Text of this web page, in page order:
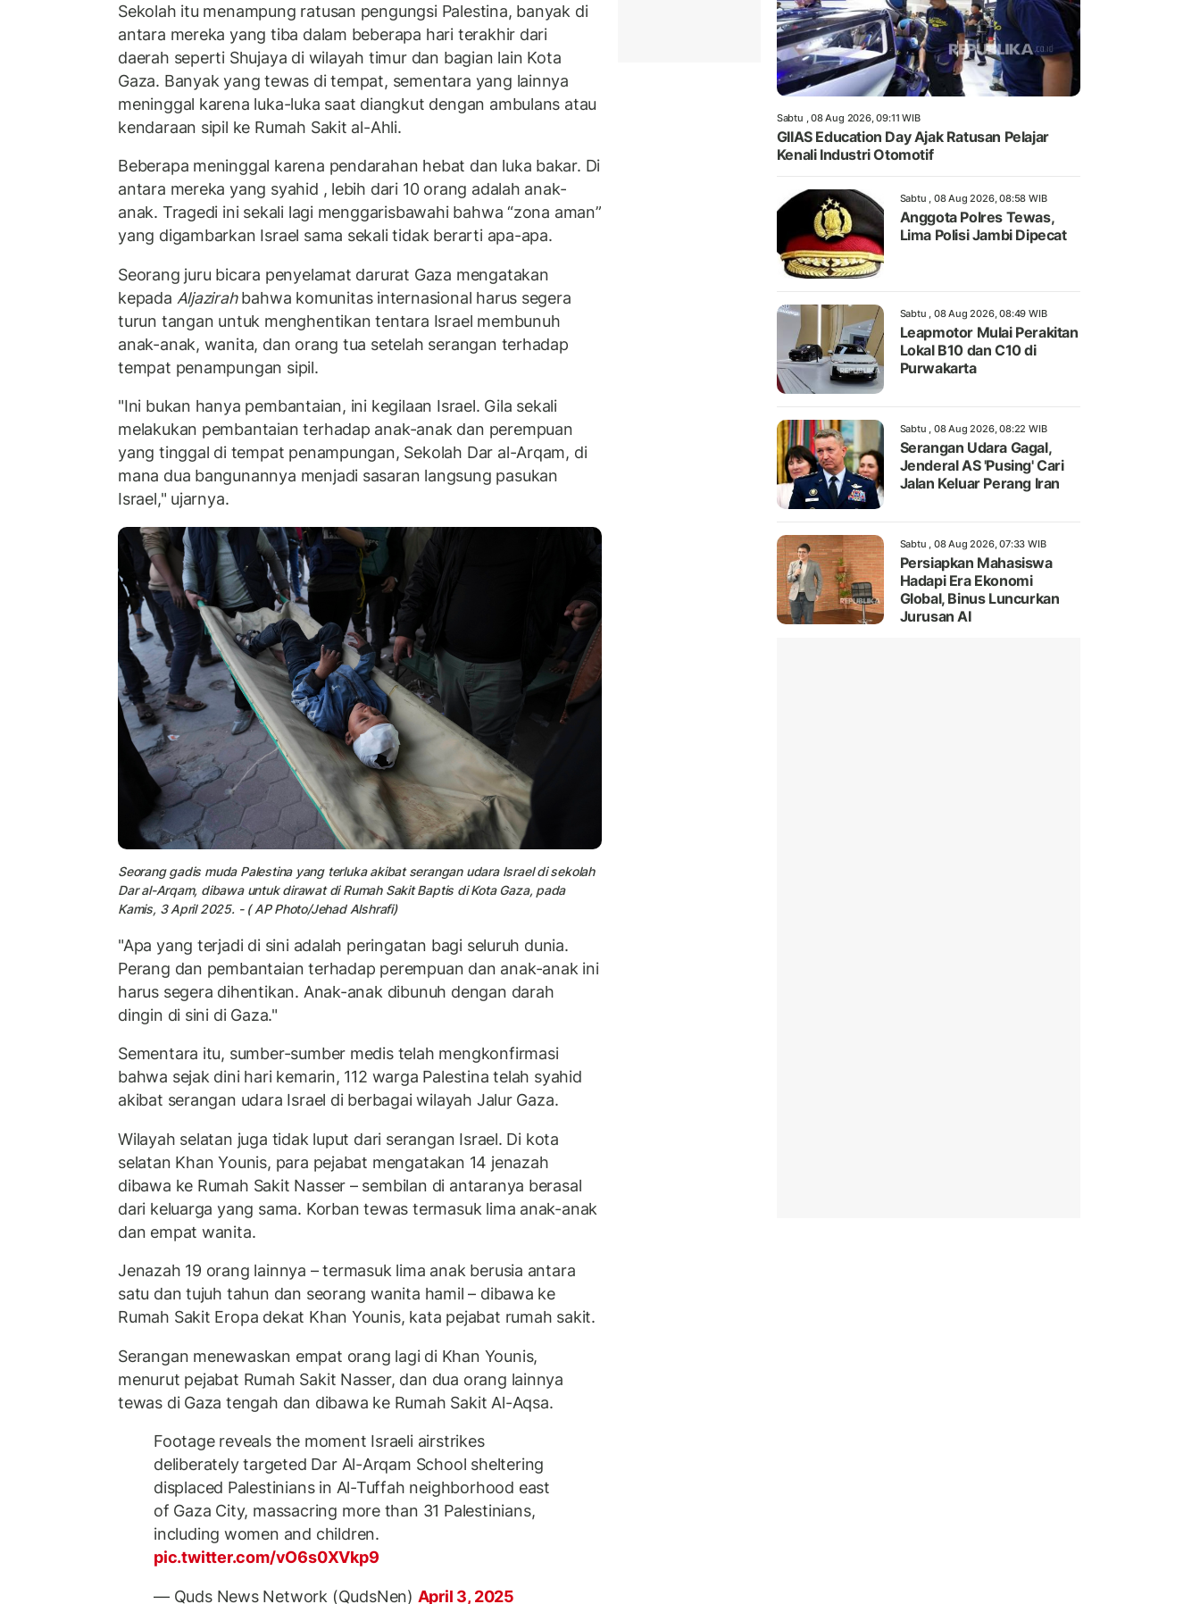
Sekolah itu menampung ratusan pengungsi Palestina, banyak di
antara mereka yang tiba dalam beberapa hari terakhir dari
daerah seperti Shujaya di wilayah timur dan bagian lain Kota
Gaza. Banyak yang tewas di tempat, sementara yang lainnya
meninggal karena luka-luka saat diangkut dengan ambulans atau
kendaraan sipil ke Rumah Sakit al-Ahli.
Beberapa meninggal karena pendarahan hebat dan luka bakar. Di
antara mereka yang syahid , lebih dari 10 orang adalah anak-
anak. Tragedi ini sekali lagi menggarisbawahi bahwa “zona aman”
yang digambarkan Israel sama sekali tidak berarti apa-apa.
Seorang juru bicara penyelamat darurat Gaza mengatakan
kepada Aljazirahbahwa komunitas internasional harus segera
turun tangan untuk menghentikan tentara Israel membunuh
anak-anak, wanita, dan orang tua setelah serangan terhadap
tempat penampungan sipil.
"Ini bukan hanya pembantaian, ini kegilaan Israel. Gila sekali
melakukan pembantaian terhadap anak-anak dan perempuan
yang tinggal di tempat penampungan, Sekolah Dar al-Arqam, di
mana dua bangunannya menjadi sasaran langsung pasukan
Israel," ujarnya.
Seorang gadis muda Palestina yang terluka akibat serangan udara Israel di sekolah
Dar al-Arqam, dibawa untuk dirawat di Rumah Sakit Baptis di Kota Gaza, pada
Kamis, 3 April 2025. - ( AP Photo/Jehad Alshrafi)
"Apa yang terjadi di sini adalah peringatan bagi seluruh dunia.
Perang dan pembantaian terhadap perempuan dan anak-anak ini
harus segera dihentikan. Anak-anak dibunuh dengan darah
dingin di sini di Gaza."
Sementara itu, sumber-sumber medis telah mengkonfirmasi
bahwa sejak dini hari kemarin, 112 warga Palestina telah syahid
akibat serangan udara Israel di berbagai wilayah Jalur Gaza.
Wilayah selatan juga tidak luput dari serangan Israel. Di kota
selatan Khan Younis, para pejabat mengatakan 14 jenazah
dibawa ke Rumah Sakit Nasser – sembilan di antaranya berasal
dari keluarga yang sama. Korban tewas termasuk lima anak-anak
dan empat wanita.
Jenazah 19 orang lainnya – termasuk lima anak berusia antara
satu dan tujuh tahun dan seorang wanita hamil – dibawa ke
Rumah Sakit Eropa dekat Khan Younis, kata pejabat rumah sakit.
Serangan menewaskan empat orang lagi di Khan Younis,
menurut pejabat Rumah Sakit Nasser, dan dua orang lainnya
tewas di Gaza tengah dan dibawa ke Rumah Sakit Al-Aqsa.
Footage reveals the moment Israeli airstrikes
deliberately targeted Dar Al-Arqam School sheltering
displaced Palestinians in Al-Tuffah neighborhood east
of Gaza City, massacring more than 31 Palestinians,
including women and children.
pic.twitter.com/vO6s0XVkp9
— Quds News Network (QudsNen) April 3, 2025
Sabtu , 08 Aug 2026, 09:11 WIB
GIIAS Education Day Ajak Ratusan Pelajar
Kenali Industri Otomotif
Sabtu , 08 Aug 2026, 08:58 WIB
Anggota Polres Tewas,
Lima Polisi Jambi Dipecat
Sabtu , 08 Aug 2026, 08:49 WIB
Leapmotor Mulai Perakitan
Lokal B10 dan C10 di
Purwakarta
Sabtu , 08 Aug 2026, 08:22 WIB
Serangan Udara Gagal,
Jenderal AS 'Pusing' Cari
Jalan Keluar Perang Iran
Sabtu , 08 Aug 2026, 07:33 WIB
Persiapkan Mahasiswa
Hadapi Era Ekonomi
Global, Binus Luncurkan
Jurusan AI